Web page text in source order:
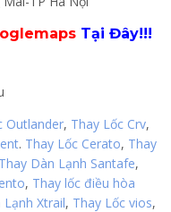
Tại Đây!!!
Outlander, Thay Lốc Crv,
. Thay Lốc Cerato, Thay
Thay Dàn Lạnh Santafe,
, Thay lốc điều hòa
Xtrail, Thay Lốc vios,